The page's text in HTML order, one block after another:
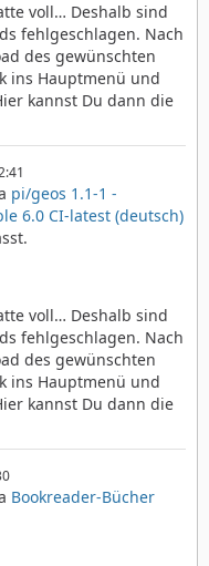
voll… Deshalb sind
fehlgeschlagen. Nach
des gewünschten
ins Hauptmenü und
kannst Du dann die
pi/geos 1.1-1 -
6.0 CI-latest (deutsch)
voll… Deshalb sind
fehlgeschlagen. Nach
des gewünschten
ins Hauptmenü und
kannst Du dann die
Bookreader-Bücher